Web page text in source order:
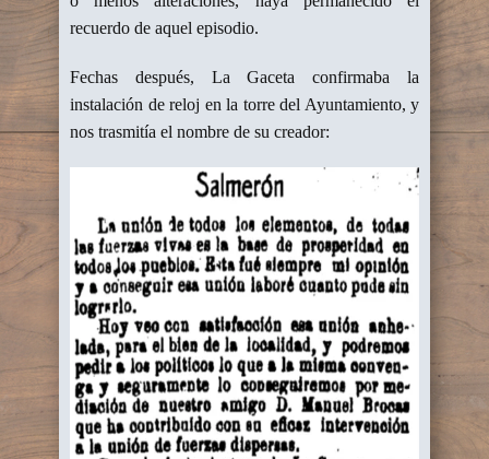
recuerdo de aquel episodio.
Fechas después, La Gaceta confirmaba la
instalación de reloj en la torre del Ayuntamiento, y
nos trasmitía el nombre de su creador: